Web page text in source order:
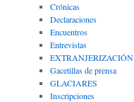
Crónicas
Declaraciones
Encuentros
Entrevistas
EXTRANJERIZACIÓN
Gacetillas de prensa
GLACIARES
Inscripciones